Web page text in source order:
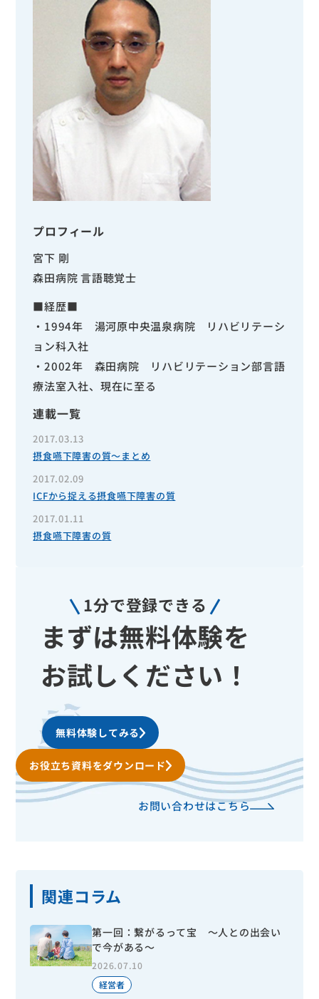
プロフィール
宮下 剛
森田病院 言語聴覚士
■経歴■
・1994年 湯河原中央温泉病院 リハビリテーシ
ョン科入社
・2002年 森田病院 リハビリテーション部言語
療法室入社、現在に至る
連載一覧
2017.03.13
摂食嚥下障害の質～まとめ
2017.02.09
ICFから捉える摂食嚥下障害の質
2017.01.11
摂食嚥下障害の質
1分で登録できる
まずは無料体験を
お試しください！
無料体験してみる
お役立ち資料をダウンロード
お問い合わせはこちら
関連コラム
第一回：繋がるって宝 ～人との出会い
で今がある～
2026.07.10
経営者